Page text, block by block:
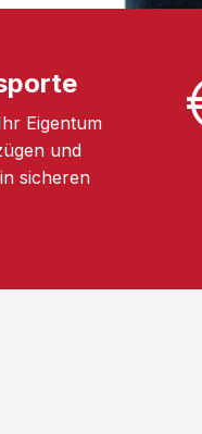
Eigentum
und
sicheren